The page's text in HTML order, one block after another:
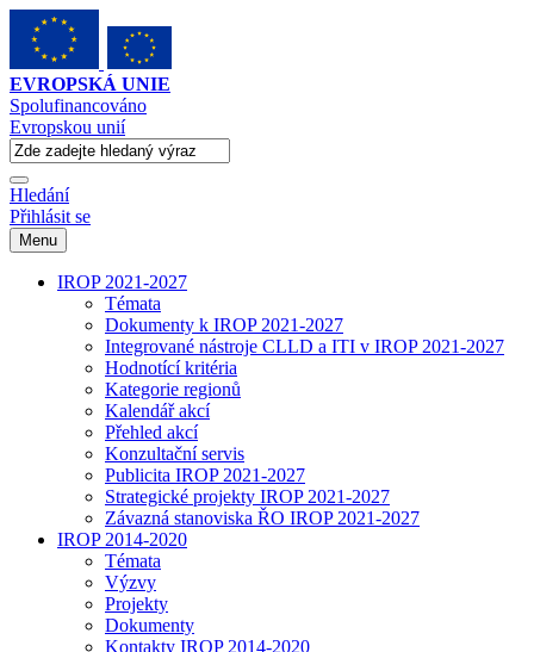
EVROPSKÁ UNIE
Spolufinancováno
Evropskou unií
Hledání
Přihlásit se
Menu
IROP 2021-2027
Témata
Dokumenty k IROP 2021-2027
Integrované nástroje CLLD a ITI v IROP 2021-2027
Hodnotící kritéria
Kategorie regionů
Kalendář akcí
Přehled akcí
Konzultační servis
Publicita IROP 2021-2027
Strategické projekty IROP 2021-2027
Závazná stanoviska ŘO IROP 2021-2027
IROP 2014-2020
Témata
Výzvy
Projekty
Dokumenty
Kontakty IROP 2014-2020